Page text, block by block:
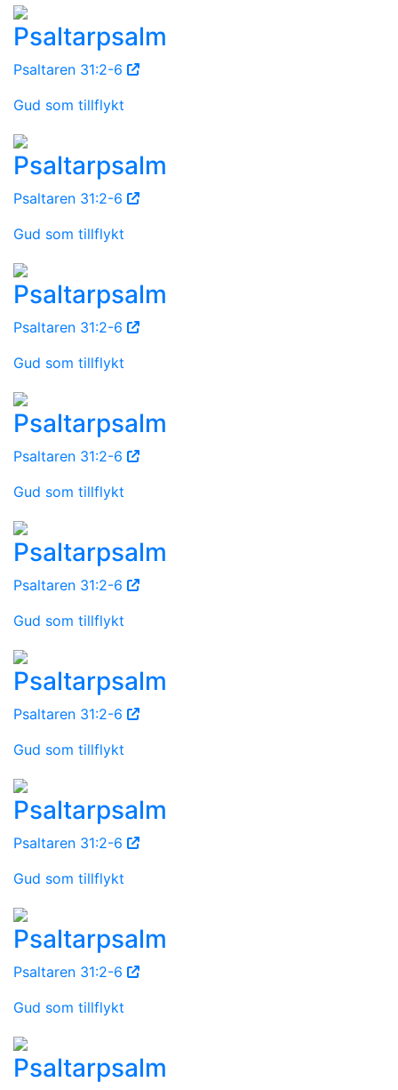
Psaltarpsalm
Psaltaren 31:2-6
Gud som tillflykt
Psaltarpsalm
Psaltaren 31:2-6
Gud som tillflykt
Psaltarpsalm
Psaltaren 31:2-6
Gud som tillflykt
Psaltarpsalm
Psaltaren 31:2-6
Gud som tillflykt
Psaltarpsalm
Psaltaren 31:2-6
Gud som tillflykt
Psaltarpsalm
Psaltaren 31:2-6
Gud som tillflykt
Psaltarpsalm
Psaltaren 31:2-6
Gud som tillflykt
Psaltarpsalm
Psaltaren 31:2-6
Gud som tillflykt
Psaltarpsalm